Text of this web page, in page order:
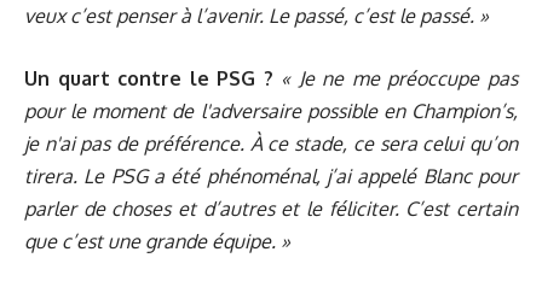
veux c’est penser à l’avenir. Le passé, c’est le passé. »
Un quart contre le PSG ? « Je ne me préoccupe pas
pour le moment de l'adversaire possible en Champion’s,
je n'ai pas de préférence. À ce stade, ce sera celui qu’on
tirera. Le PSG a été phénoménal, j’ai appelé Blanc pour
parler de choses et d’autres et le féliciter. C’est certain
que c’est une grande équipe. »